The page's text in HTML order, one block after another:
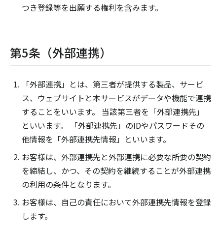
つき登録等を出願する権利を含みます。
第5条（外部連携）
「外部連携」とは、第三者が提供する製品、サービ
ス、ウェブサイトと本サービスがデータや機能で連携
することをいいます。 当該第三者を「外部連携先」
といいます。 「外部連携先」のIDやパスワードその
他情報を「外部連携先情報」といいます。
お客様は、外部連携先と外部連携に必要な所要の契約
を締結し、かつ、その契約を継続することが外部連携
の利用の条件となります。
お客様は、自己の責任において外部連携先情報を登録
します。